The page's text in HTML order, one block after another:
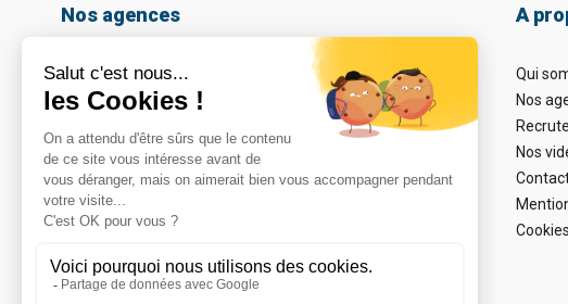
Nos agences
Amiens
Armentières
Arras
Beauvais
Boulogne-sur-mer
Calais
Cambrai
Coignières
Le Havre
Lomme
A
Qui
Nos
Nos
Cookies